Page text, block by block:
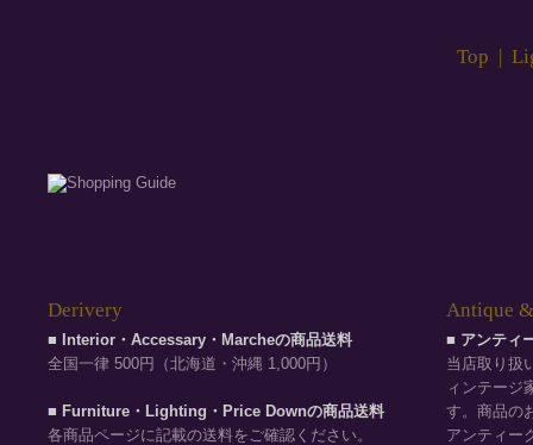
Top |
Derivery
■ Interior・Accessary・Marcheの商品送料
全国一律 500円（北海道・沖縄 1,000円）
■ Furniture・Lighting・Price Downの商品送料
各商品ページに記載の送料をご確認ください。
Antique
■ アンティ
当店取り扱
ィンテージ
す。商品の
アンティー